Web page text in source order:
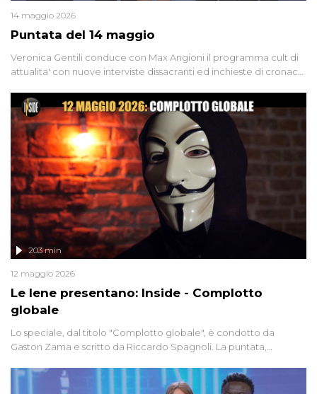
Puntata del 14 maggio
14 maggio 2026
Veronica Gentili conduce con Max Angioni il programma cult di
attualita' con nuove interviste dissacranti ed inchieste di cronaca
Le Iene presentano: Inside - Complotto
globale
203 min
12 maggio 2026
Lo speciale, dal titolo "Complotto globale", è condotto da
Gaston Zama e scritto da Riccardo Spagnoli. La puntata,
racconta l'universo delle narrazioni alternative, dei sospetti
globali e del complottismo che negli ultimi anni hanno invaso